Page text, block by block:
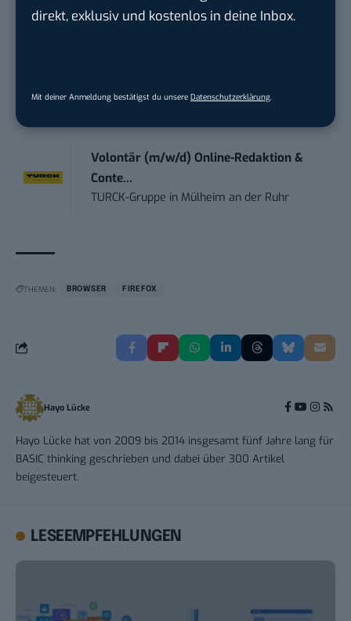
direkt, exklusiv und kostenlos in deine Inbox.
Mit deiner Anmeldung bestätigst du unsere Datenschutzerklärung
(m/w/d) B2...
EDEKA Südwest Stiftung & Co. KGin
Volontär (m/w/d) Online-Redaktion &
Conte...
TURCK-Gruppe in Mülheim an der Ruhr
THEMEN: BROWSER FIREFOX
Hayo Lücke
Hayo Lücke hat von 2009 bis 2014 insgesamt fünf Jahre lang für
BASIC thinking geschrieben und dabei über 300 Artikel
beigesteuert.
LESEEMPFEHLUNGEN